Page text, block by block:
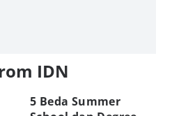
IDN
5 Beda Summer